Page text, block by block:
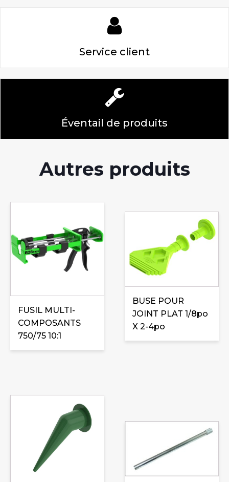
Service client
Éventail de produits
Autres produits
FUSIL MULTI-
COMPOSANTS
750/75 10:1
BUSE POUR
JOINT PLAT 1/8po
X 2-4po